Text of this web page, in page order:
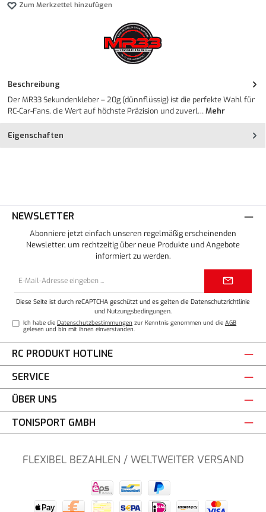
Zum Merkzettel hinzufügen
Beschreibung
Der MR33 Sekundenkleber – 20g (dünnflüssig) ist die perfekte Wahl für
RC-Car-Fans, die Wert auf höchste Präzision und zuverl…Mehr
Eigenschaften
NEWSLETTER
Abonniere jetzt einfach unseren regelmäßig erscheinenden
Newsletter, um rechtzeitig über neue Produkte und Angebote
informiert zu werden.
Diese Seite ist durch reCAPTCHA geschützt und es gelten die Datenschutzrichtlinie
und Nutzungsbedingungen.
Ich habe dieDatenschutzbestimmungen zur Kenntnis genommen und dieAGB
gelesen und bin mit ihnen einverstanden.
RC PRODUKT HOTLINE
SERVICE
ÜBER UNS
TONISPORT GMBH
FLEXIBEL BEZAHLEN / WELTWEITER VERSAND